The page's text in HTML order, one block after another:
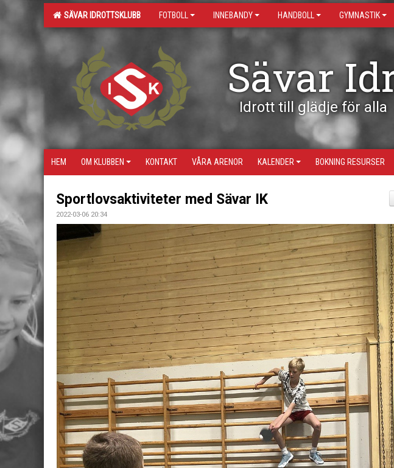
SÄVAR IDROTTSKLUBB FOTBOLL INNEBANDY HANDBOLL GYMNASTIK
Sävar
Idrott till glädje för alla
HEM OM KLUBBEN KONTAKT VÅRA ARENOR KALENDER BOKNING RESURSER
Sportlovsaktiviteter med Sävar IK
2022-03-06 20:34